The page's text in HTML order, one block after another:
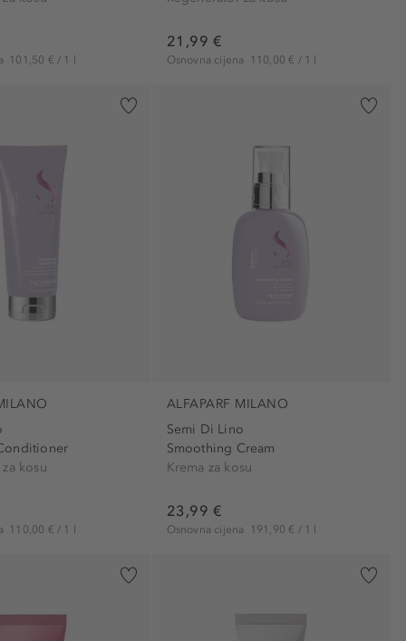
zaštita od topline (1)
101,50 € / 1 l
21,99 €
Osnovna cijena 110,00 € / 1 l
kosu
110,00 € / 1 l
ALFAPARF MILANO
Semi Di Lino
Smoothing Cream
Krema za kosu
23,99 €
Osnovna cijena 191,90 € / 1 l